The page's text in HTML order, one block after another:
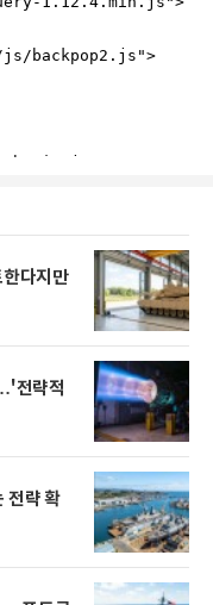
다지만
전략적
전략 확